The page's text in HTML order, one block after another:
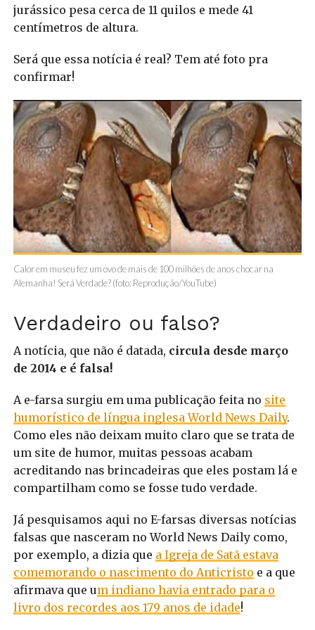
jurássico pesa cerca de 11 quilos e mede 41
centímetros de altura.
Será que essa notícia é real? Tem até foto pra
confirmar!
Calor em museu fez um ovo de mais de 100 milhões de anos chocar na
Alemanha! Será Verdade? (foto: Reprodução/YouTube)
Verdadeiro ou falso?
A notícia, que não é datada, circula desde março
de 2014 e é falsa!
A e-farsa surgiu em uma publicação feita no site
humorístico de língua inglesa World News Daily.
Como eles não deixam muito claro que se trata de
um site de humor, muitas pessoas acabam
acreditando nas brincadeiras que eles postam lá e
compartilham como se fosse tudo verdade.
Já pesquisamos aqui no E-farsas diversas notícias
falsas que nasceram no World News Daily como,
por exemplo, a dizia que a Igreja de Satã estava
comemorando o nascimento do Anticristo e a que
afirmava que um indiano havia entrado para o
livro dos recordes aos 179 anos de idade!